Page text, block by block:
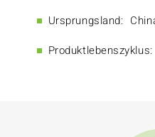
Ursprungsland:
Produktlebenszyklus: